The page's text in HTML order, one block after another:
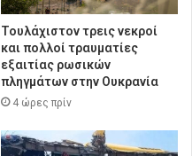
Τουλάχιστον τρεις νεκροί
και πολλοί τραυματίες
εξαιτίας ρωσικών
πληγμάτων στην Ουκρανία
4 ώρες πρίν